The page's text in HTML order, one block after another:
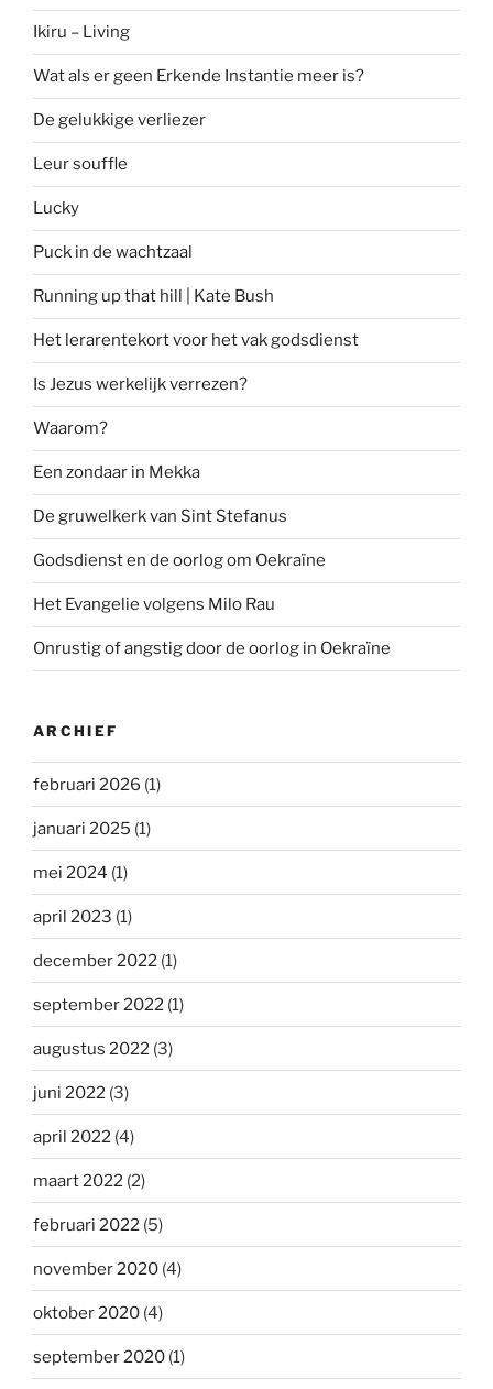
Ikiru – Living
Wat als er geen Erkende Instantie meer is?
De gelukkige verliezer
Leur souffle
Lucky
Puck in de wachtzaal
Running up that hill | Kate Bush
Het lerarentekort voor het vak godsdienst
Is Jezus werkelijk verrezen?
Waarom?
Een zondaar in Mekka
De gruwelkerk van Sint Stefanus
Godsdienst en de oorlog om Oekraïne
Het Evangelie volgens Milo Rau
Onrustig of angstig door de oorlog in Oekraïne
ARCHIEF
februari 2026 (1)
januari 2025 (1)
mei 2024 (1)
april 2023 (1)
december 2022 (1)
september 2022 (1)
augustus 2022 (3)
juni 2022 (3)
april 2022 (4)
maart 2022 (2)
februari 2022 (5)
november 2020 (4)
oktober 2020 (4)
september 2020 (1)